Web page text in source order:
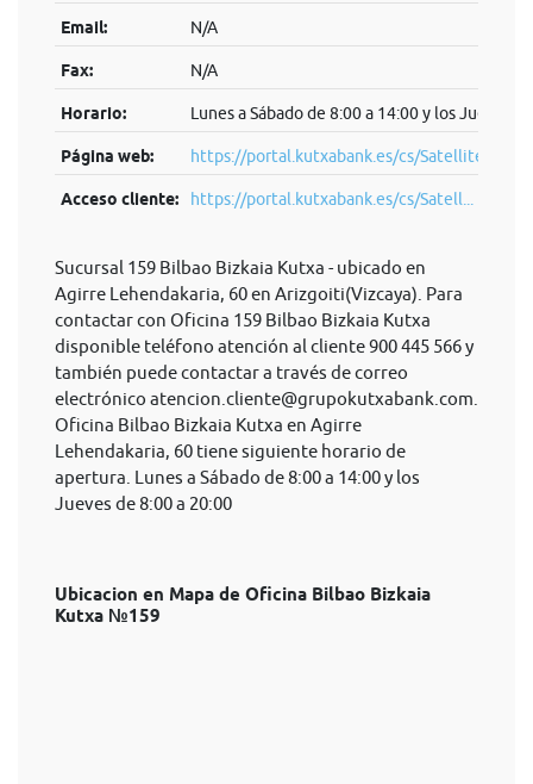
Email: N/A
Fax: N/A
Horario: Lunes a Sábado de 8:00 a 14:00 y los Jueves
Página web: https://portal.kutxabank.es/cs/Satellite/
Acceso cliente: https://portal.kutxabank.es/cs/Satell...
Sucursal 159 Bilbao Bizkaia Kutxa - ubicado en
Agirre Lehendakaria, 60 en Arizgoiti(Vizcaya). Para
contactar con Oficina 159 Bilbao Bizkaia Kutxa
disponible teléfono atención al cliente 900 445 566 y
también puede contactar a través de correo
electrónico atencion.cliente@grupokutxabank.com
Oficina Bilbao Bizkaia Kutxa en Agirre
Lehendakaria, 60 tiene siguiente horario de
apertura. Lunes a Sábado de 8:00 a 14:00 y los
Jueves de 8:00 a 20:00
Ubicacion en Mapa de Oficina Bilbao Bizkaia
Kutxa №159